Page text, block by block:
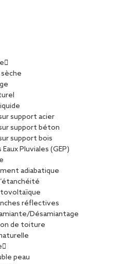
support acier
support béton
support bois
Pluviales (GEP)
adiabatique
réflectives
Désamiantage
de toiture
peau